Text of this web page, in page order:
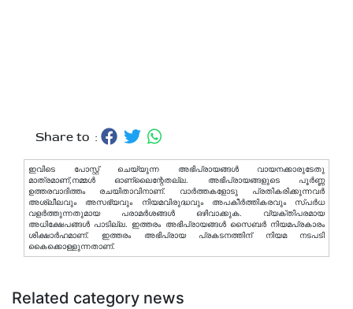
Share to :
ഇവിടെ പോസ്റ്റ് ചെയ്യുന്ന അഭിപ്രായങ്ങള്‍ വായനക്കാരുടേതു
മാത്രമാണ്,നമ്മൾ ഓണ്ലൈന്റേതല്ല. അഭിപ്രായങ്ങളുടെ പൂർണ്ണ
ഉത്തരവാദിത്തം രചയിതാവിനാണ്. വാര്‍ത്തകളോടു പ്രതികരിക്കുന്നവര്‍
അശ്ലീലവും അസഭ്യവും നിയമവിരുദ്ധവും അപകീര്‍ത്തികരവും സ്പര്‍ധ
വളര്‍ത്തുന്നതുമായ പരാമര്‍ശങ്ങള്‍ ഒഴിവാക്കുക. വ്യക്തിപരമായ
അധിക്ഷേപങ്ങള്‍ പാടില്ല. ഇത്തരം അഭിപ്രായങ്ങള്‍ സൈബര്‍ നിയമപ്രകാരം
ശിക്ഷാര്‍ഹമാണ്. ഇത്തരം അഭിപ്രായ പ്രകടനത്തിന് നിയമ നടപടി
കൈക്കൊള്ളുന്നതാണ്.
Related category news